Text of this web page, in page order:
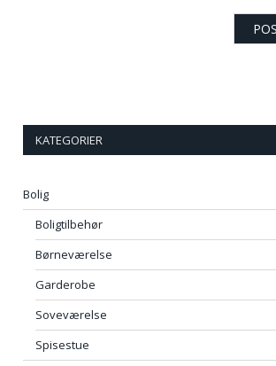
KATEGORIER
Bolig
Boligtilbehør
Børneværelse
Garderobe
Soveværelse
Spisestue